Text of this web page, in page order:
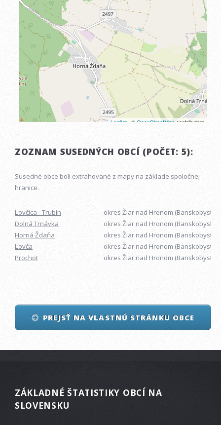
ZOZNAM SUSEDNÝCH OBCÍ (POČET: 5):
Susedné obce boli extrahované z mapy na základe spoločnej
hranice.
Lovčica - Trubín
okres Žiar nad Hronom
Dolná Trnávka
okres Žiar nad Hronom
Horná Ždaňa
okres Žiar nad Hronom
Lovča
okres Žiar nad Hronom
Prochot
okres Žiar nad Hronom
PREJSŤ NA VLASTNÚ STRÁNKU OBCE
ZÁKLADNÉ ŠTATISTIKY OBCÍ NA
SLOVENSKU